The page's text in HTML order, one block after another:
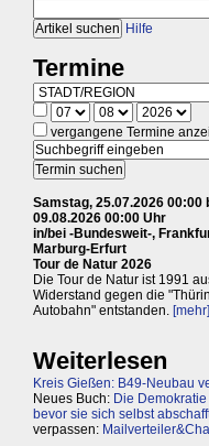
Hilfe
Termine
vergangene Termine
Samstag, 25.07.2026 00:00
09.08.2026 00:00 Uhr
in/bei -Bundesweit-,
Marburg-Erfurt
Tour de Natur 2026
Die Tour de Natur ist 1991
Widerstand gegen die
Autobahn" entstanden. [mehr]
Weiterlesen
Kreis Gießen: B49-Neubau
Neues Buch: Die
bevor sie sich selbst
verpassen: